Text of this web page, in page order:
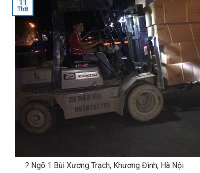
11
Th8
? Ngõ 1 Bùi Xương Trạch, Khương Đình, Hà Nội